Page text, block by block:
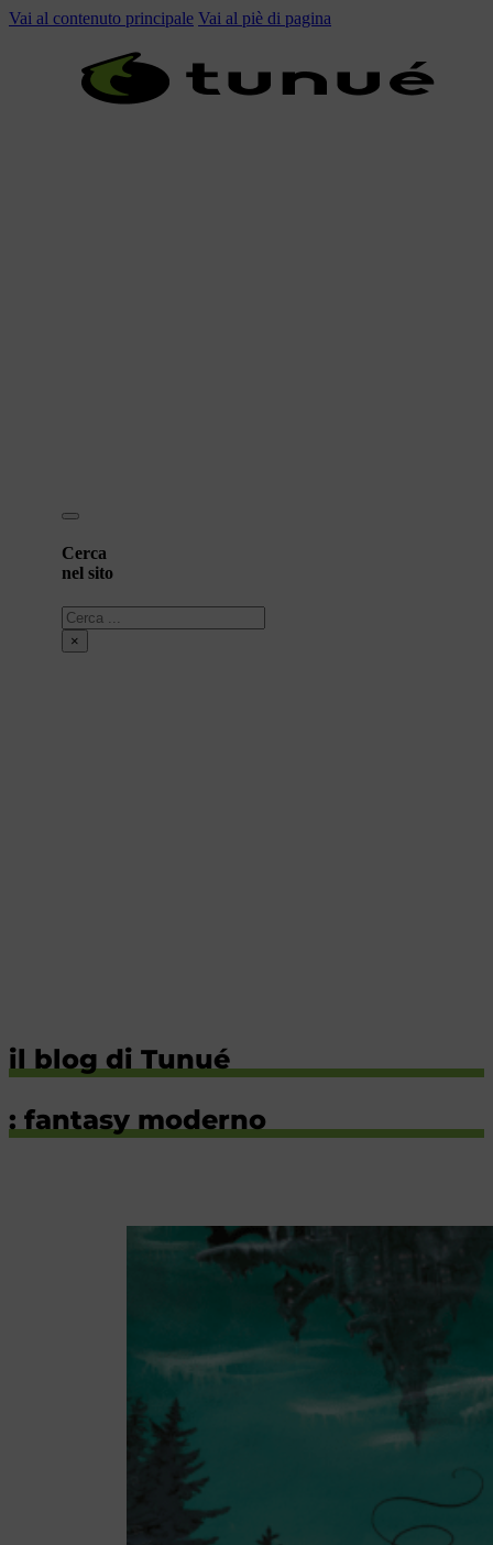
Vai al contenuto principale Vai al piè di pagina
Cerca
nel sito
Cerca
×
il blog di Tunué
: fantasy moderno